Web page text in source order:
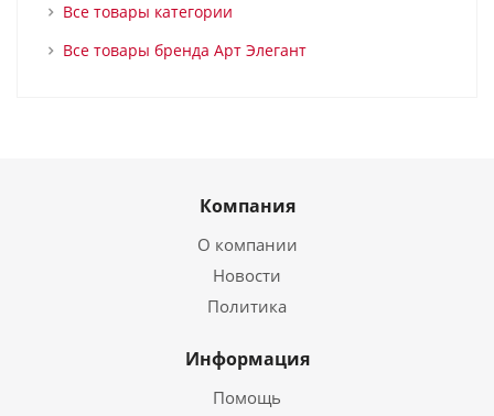
Все товары категории
Все товары бренда Арт Элегант
Компания
О компании
Новости
Политика
Информация
Помощь